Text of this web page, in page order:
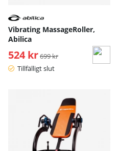
Vibrating MassageRoller,
Abilica
524 kr Ordinarie pris:
699 kr
Tillfälligt slut